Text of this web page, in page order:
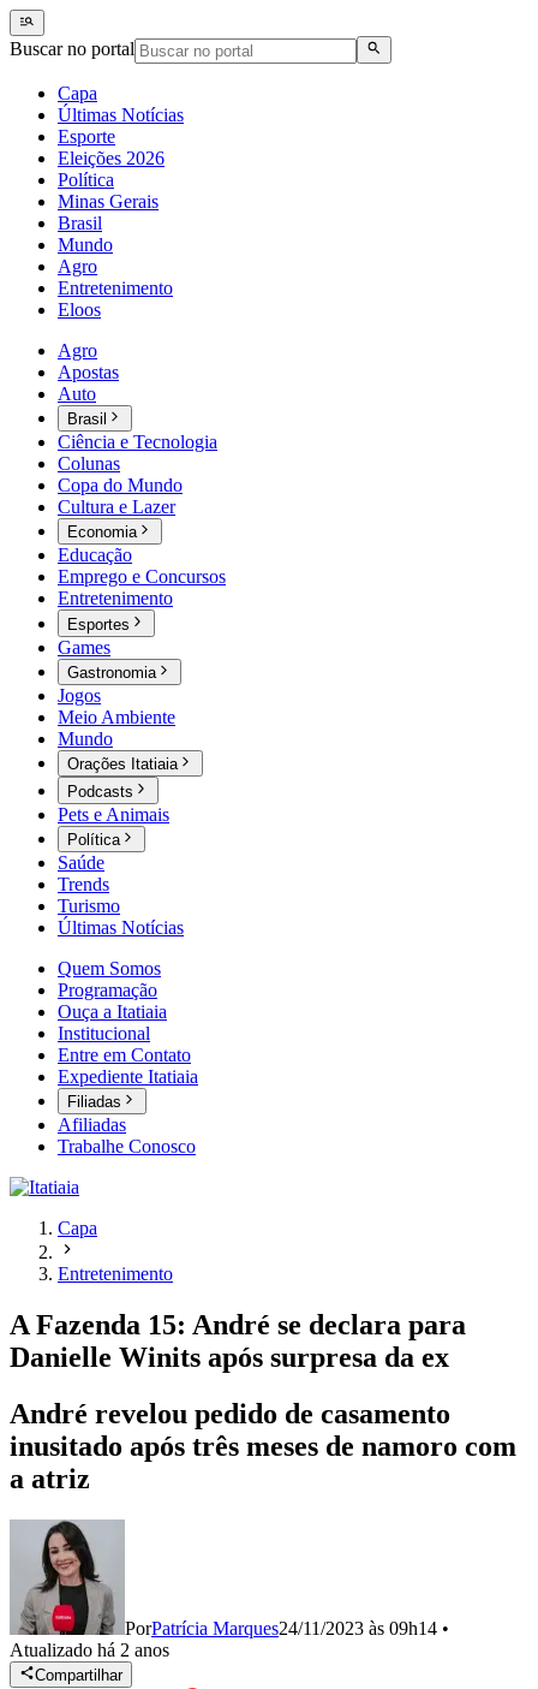
Buscar no portal
Capa
Últimas Notícias
Esporte
Eleições 2026
Política
Minas Gerais
Brasil
Mundo
Agro
Entretenimento
Eloos
Agro
Apostas
Auto
Brasil
Ciência e Tecnologia
Colunas
Copa do Mundo
Cultura e Lazer
Economia
Educação
Emprego e Concursos
Entretenimento
Esportes
Games
Gastronomia
Jogos
Meio Ambiente
Mundo
Orações Itatiaia
Podcasts
Pets e Animais
Política
Saúde
Trends
Turismo
Últimas Notícias
Quem Somos
Programação
Ouça a Itatiaia
Institucional
Entre em Contato
Expediente Itatiaia
Filiadas
Afiliadas
Trabalhe Conosco
Capa
Entretenimento
A Fazenda 15: André se declara para
Danielle Winits após surpresa da ex
André revelou pedido de casamento
inusitado após três meses de namoro com
a atriz
PorPatrícia Marques24/11/2023 às 09h14 •
Atualizado há 2 anos
Compartilhar